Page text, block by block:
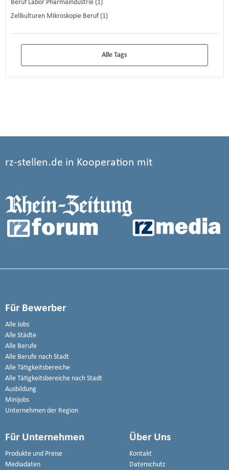
Beruf Labor Pharmaindustrie (1)
Zellkulturen Mikroskopie Beruf (1)
Alle Tags
rz-stellen.de in Kooperation mit
Für Bewerber
Alle Jobs
Alle Städte
Alle Berufe
Alle Berufe nach Stadt
Alle Tätigkeitsbereiche
Alle Tätigkeitsbereiche nach Stadt
Ausbildung
Minijobs
Unternehmen der Region
Für Unternehmen
Produkte und Preise
Mediadaten
Über Uns
Kontakt
Datenschutz